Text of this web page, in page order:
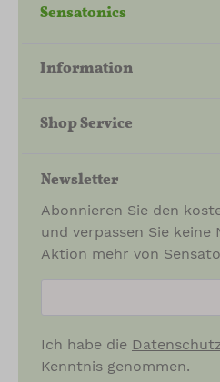
Sensatonics
Information
Shop Service
Newsletter
Abonnieren Sie den
und verpassen Sie keine
Aktion mehr von
Ich habe die
Kenntnis genommen.